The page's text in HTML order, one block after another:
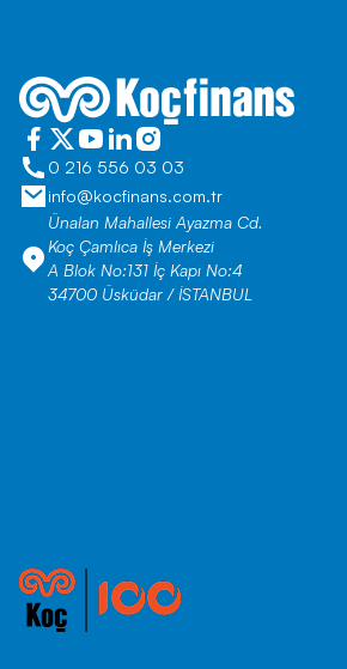
0 216 556 03 03
info@kocfinans.com.tr
Ünalan Mahallesi Ayazma Cd.
Koç Çamlıca İş Merkezi
A Blok No:131 İç Kapı No:4
34700 Üsküdar / İSTANBUL